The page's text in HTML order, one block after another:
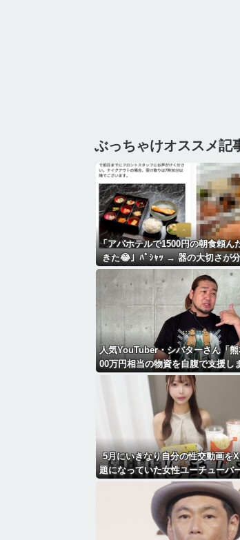
ぶっちゃけオススメ記
「アパホテルで1500円の朝食頼ん
きた😂」ﾊﾟｼｬｯ → 器の大切さが
ｗｗｗｗｗ
人気YouTuber・シバターさん「
00万円相当の物資を自腹で支援し
すぎる情報を暴露されるｗ
5月にいきなり自分の性交動画を
題になっていた女性ユーチューバ
もないことになっていた